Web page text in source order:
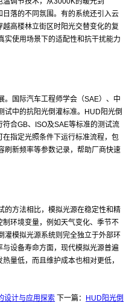
落的不同氛围。有的系统还引入云
高楼林立街区时阳光交替变化的复
实使用场景下的适配性和抗干扰能力
。国际汽车工程师学会（SAE）、中
试中的抗阳光倒灌标准。HUD阳光倒
合GB、ISO及SAE等标准的测试流
指定光照条件下运行标准流程，包
刷新频率等参数记录，帮助厂商快速
的方法相比，模拟光源在稳定性和精
环境变量，例如天气变化、季节不
灌模拟光源系统则完全独立于外部环
设备寿命方面，现代模拟光源普遍
量低，而且维护成本也相对更低，
设计与应用探索 下一篇：
HUD阳光倒